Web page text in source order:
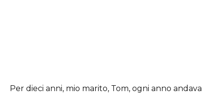
Per dieci anni, mio marito, Tom, ogni anno andava